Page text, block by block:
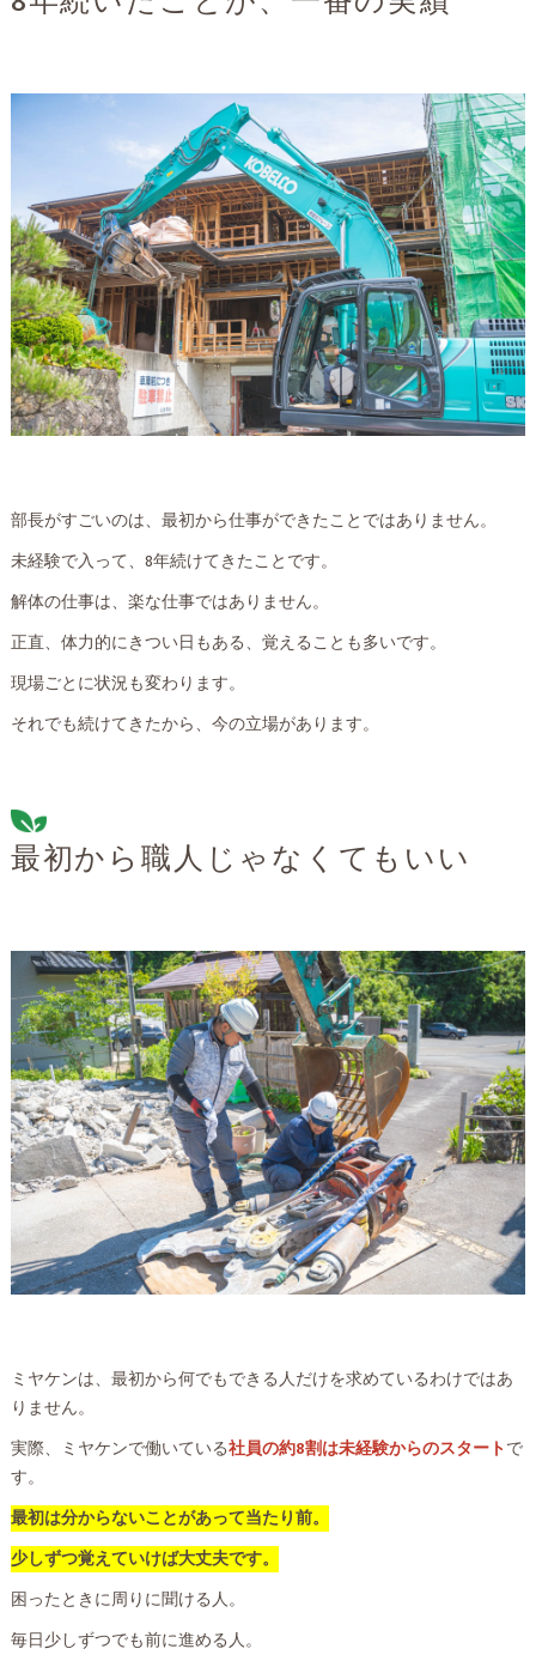
部長がすごいのは、最初から仕事ができたことではありません。
未経験で入って、8年続けてきたことです。
解体の仕事は、楽な仕事ではありません。
正直、体力的にきつい日もある、覚えることも多いです。
現場ごとに状況も変わります。
それでも続けてきたから、今の立場があります。
最初から職人じゃなくてもいい
ミヤケンは、最初から何でもできる人だけを求めているわけではあ
りません。
実際、ミヤケンで働いている社員の約8割は未経験からのスタートで
す。
最初は分からないことがあって当たり前。
少しずつ覚えていけば大丈夫です。
困ったときに周りに聞ける人。
毎日少しずつでも前に進める人。